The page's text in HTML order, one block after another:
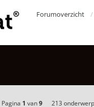
Forumoverzicht
Pagina 1 van9 213